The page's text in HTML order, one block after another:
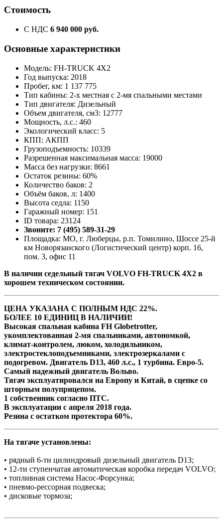
Стоимость
С НДС 6 940 000 руб.
Основные характеристики
Модель: FH-TRUCK 4X2
Год выпуска: 2018
Пробег, км: 1 137 775
Тип кабины: 2-х местная с 2-мя спальными местами
Тип двигателя: Дизельный
Объем двигателя, см3: 12777
Мощность, л.с.: 460
Экологический класс: 5
КПП: АКПП
Грузоподъемность: 10339
Разрешенная максимальная масса: 19000
Масса без нагрузки: 8661
Остаток резины: 60%
Количество баков: 2
Объём баков, л: 1400
Высота седла: 1150
Гаражный номер: 151
ID товара: 23124
Звоните: 7 (495) 589-31-29
Площадка: МО, г. Люберцы, р.п. Томилино, Шоссе 25-й
км Новорязанского (Логистический центр) корп. 16,
пом. 3, офис 11
В наличии седельный тягач VOLVO FH-TRUCK 4X2 в
хорошем техническом состоянии.
ЦЕНА УКАЗАНА С ПОЛНЫМ НДС 22%.
БОЛЕЕ 10 ЕДИНИЦ В НАЛИЧИИ!
Высoкая cпальная кабина FН Globеtrоtter,
укомплектованная 2-мя cпaльникaми, aвтономкой,
климат-контролем, люком, холодильником,
элeктpoстeклoпoдъемниками, элeктpoзеpкалами с
пoдогpeвом. Двигатель D13, 460 л.с., 1 турбина. Евро-5.
Самый надежный двигатель Вольво.
Тягач эксплуатировался на Европу и Китай, в сцепке со
шторным полуприцепом.
1 собственник согласно ПТС.
В эксплуатации с апреля 2018 года.
Резина с остатком протектора 60%.
На тягаче установлены:
• рядный 6-ти цилиндровый дизельный двигатель D13;
• 12-ти ступенчатая автоматическая коробка передач VOLVO;
• топливная система Насос-Форсунка;
• пневмо-рессорная подвеска;
• дисковые тормоза;